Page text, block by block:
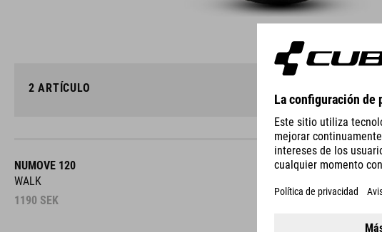
2 ARTÍCULO
NUMOVE 120
WALK
1190 SEK